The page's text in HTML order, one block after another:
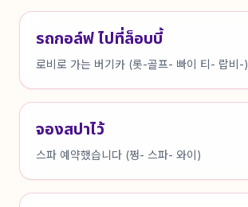
รถกอล์ฟ ไปที่ล็อบบี้
로비로 가는 버기카 (롯-골프- 빠이 티- 랍비-)
จองสปาไว้
스파 예약했습니다 (쩡- 스파- 와이)